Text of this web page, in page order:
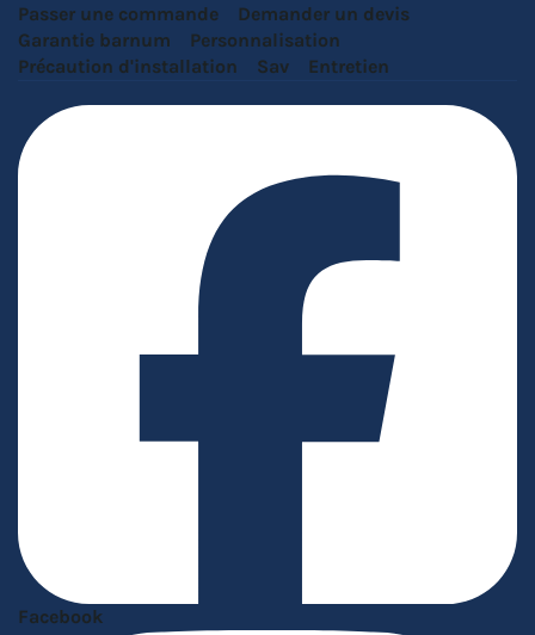
Passer une commande
Demander un devis
Garantie barnum
Personnalisation
Précaution d'installation
Sav Entretien
Facebook